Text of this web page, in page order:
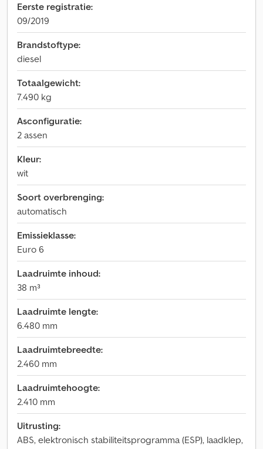
Eerste registratie:
09/2019
Brandstoftype:
diesel
Totaalgewicht:
7.490 kg
Asconfiguratie:
2 assen
Kleur:
wit
Soort overbrenging:
automatisch
Emissieklasse:
Euro 6
Laadruimte inhoud:
38 m³
Laadruimte lengte:
6.480 mm
Laadruimtebreedte:
2.460 mm
Laadruimtehoogte:
2.410 mm
Uitrusting:
ABS, elektronisch stabiliteitsprogramma (ESP), laadklep,